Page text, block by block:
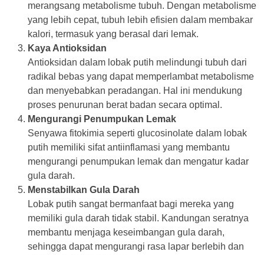
merangsang metabolisme tubuh. Dengan metabolisme
yang lebih cepat, tubuh lebih efisien dalam membakar
kalori, termasuk yang berasal dari lemak.
Kaya Antioksidan
Antioksidan dalam lobak putih melindungi tubuh dari
radikal bebas yang dapat memperlambat metabolisme
dan menyebabkan peradangan. Hal ini mendukung
proses penurunan berat badan secara optimal.
Mengurangi Penumpukan Lemak
Senyawa fitokimia seperti glucosinolate dalam lobak
putih memiliki sifat antiinflamasi yang membantu
mengurangi penumpukan lemak dan mengatur kadar
gula darah.
Menstabilkan Gula Darah
Lobak putih sangat bermanfaat bagi mereka yang
memiliki gula darah tidak stabil. Kandungan seratnya
membantu menjaga keseimbangan gula darah,
sehingga dapat mengurangi rasa lapar berlebih dan